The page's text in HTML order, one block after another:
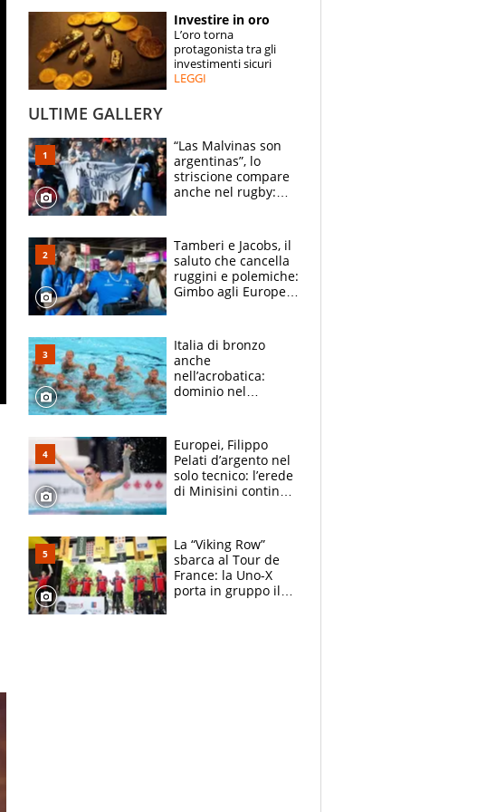
SPECIALI
ESPERTI
Investire in oro
L’oro torna
protagonista tra gli
investimenti sicuri
LEGGI
ULTIME GALLERY
“Las Malvinas son
argentinas”, lo
striscione compare
anche nel rugby:
un caso
Tamberi e Jacobs, il
saluto che cancella
ruggini e polemiche:
Gimbo agli Europei
Italia di bronzo
anche
nell’acrobatica:
dominio nel
e compagni
continuare
Europei, Filippo
Pelati d’argento nel
solo tecnico: l’erede
di Minisini continua
mirino
La “Viking Row”
sbarca al Tour de
France: la Uno-X
porta in gruppo il